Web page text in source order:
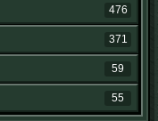
476
371
59
55